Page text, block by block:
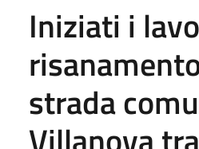
Iniziati i
strada